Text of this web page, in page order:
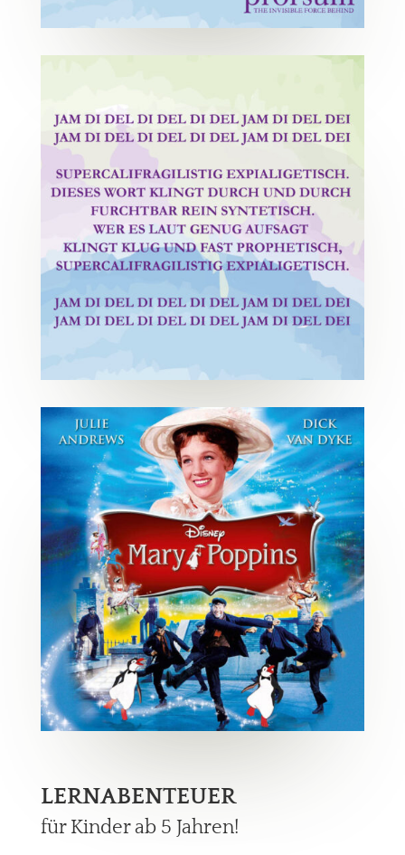
LERNABENTEUER
für Kinder ab 5 Jahren!